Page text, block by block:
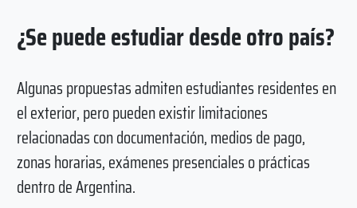
¿Se puede estudiar desde otro país?
Algunas propuestas admiten estudiantes residentes en
el exterior, pero pueden existir limitaciones
relacionadas con documentación, medios de pago,
zonas horarias, exámenes presenciales o prácticas
dentro de Argentina.